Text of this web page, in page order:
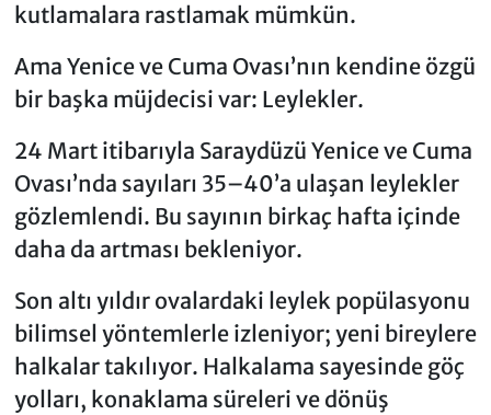
kutlamalara rastlamak mümkün.
Ama Yenice ve Cuma Ovası’nın kendine özgü
bir başka müjdecisi var: Leylekler.
24 Mart itibarıyla Saraydüzü Yenice ve Cuma
Ovası’nda sayıları 35–40’a ulaşan leylekler
gözlemlendi. Bu sayının birkaç hafta içinde
daha da artması bekleniyor.
Son altı yıldır ovalardaki leylek popülasyonu
bilimsel yöntemlerle izleniyor; yeni bireylere
halkalar takılıyor. Halkalama sayesinde göç
yolları, konaklama süreleri ve dönüş